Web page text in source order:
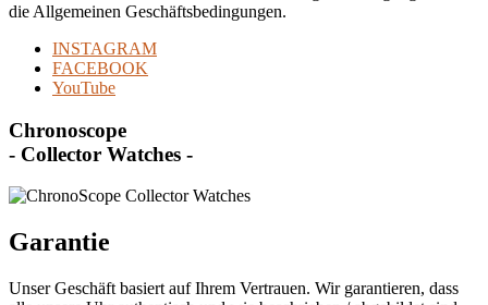
die Allgemeinen Geschäftsbedingungen.
INSTAGRAM
FACEBOOK
YouTube
Chronoscope
- Collector Watches -
Garantie
Unser Geschäft basiert auf Ihrem Vertrauen. Wir garantieren, dass